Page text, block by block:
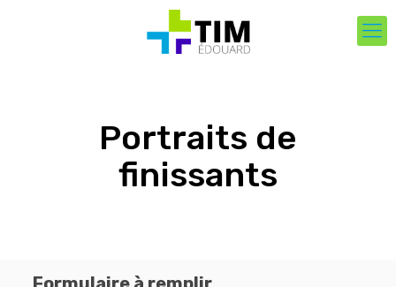
Portraits de
finissants